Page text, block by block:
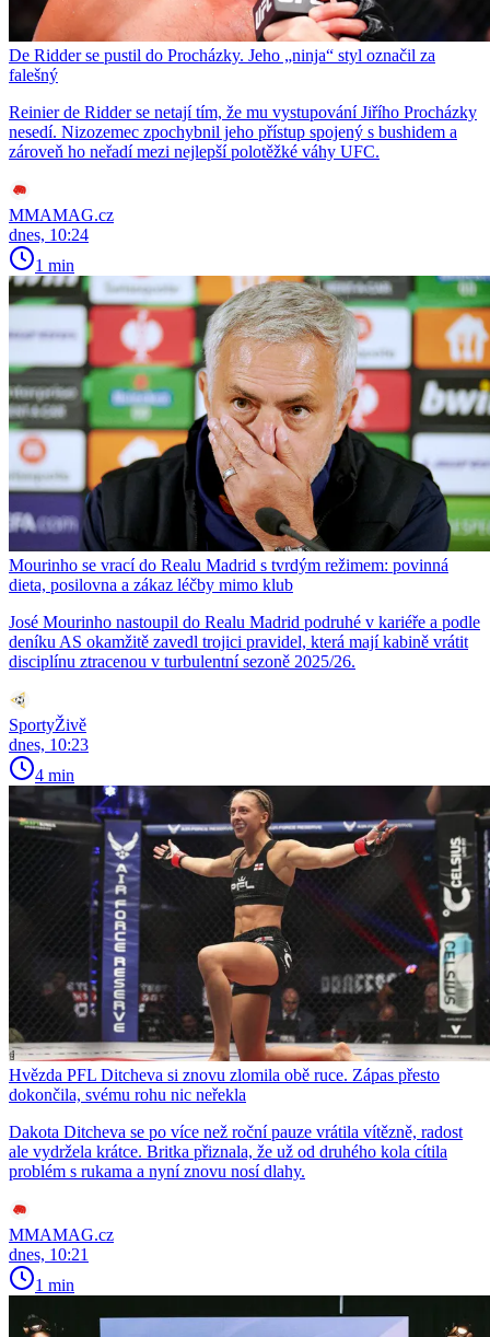
De Ridder se pustil do Procházky. Jeho „ninja“ styl označil za
falešný
Reinier de Ridder se netají tím, že mu vystupování Jiřího Procházky
nesedí. Nizozemec zpochybnil jeho přístup spojený s bushidem a
zároveň ho neřadí mezi nejlepší polotěžké váhy UFC.
MMAMAG.cz
dnes, 10:24
1 min
Mourinho se vrací do Realu Madrid s tvrdým režimem: povinná
dieta, posilovna a zákaz léčby mimo klub
José Mourinho nastoupil do Realu Madrid podruhé v kariéře a podle
deníku AS okamžitě zavedl trojici pravidel, která mají kabině vrátit
disciplínu ztracenou v turbulentní sezoně 2025/26.
SportyŽivě
dnes, 10:23
4 min
Hvězda PFL Ditcheva si znovu zlomila obě ruce. Zápas přesto
dokončila, svému rohu nic neřekla
Dakota Ditcheva se po více než roční pauze vrátila vítězně, radost
ale vydržela krátce. Britka přiznala, že už od druhého kola cítila
problém s rukama a nyní znovu nosí dlahy.
MMAMAG.cz
dnes, 10:21
1 min